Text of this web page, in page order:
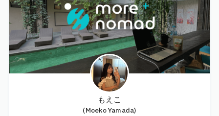
もえこ
(Moeko Yamada)